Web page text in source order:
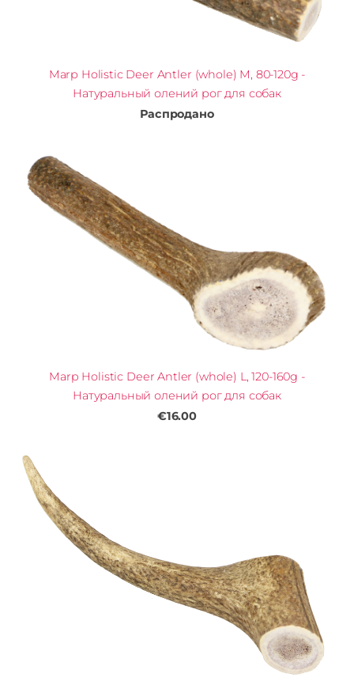
Marp Holistic Deer Antler (whole) M, 80-120g -
Натуральный олений рог для собак
Распродано
Marp Holistic Deer Antler (whole) L, 120-160g -
Натуральный олений рог для собак
€16.00